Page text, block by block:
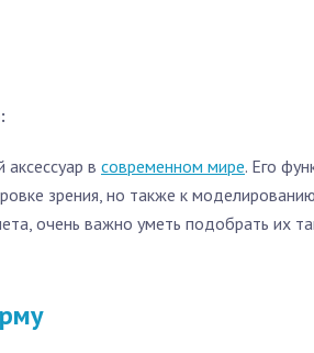
в современном мире. Его
зрения, но также к
очень важно уметь подобрать их